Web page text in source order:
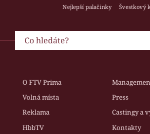
Nejlepší palačinky
Švestkový
O FTV Prima
Volná místa
Press
Reklama
Castingy a
HbbTV
Kontakty